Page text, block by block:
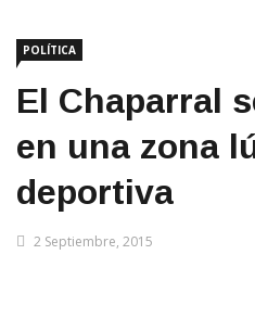
POLÍTICA
El Chaparral
en una zona
deportiva
2 Septiembre, 2015